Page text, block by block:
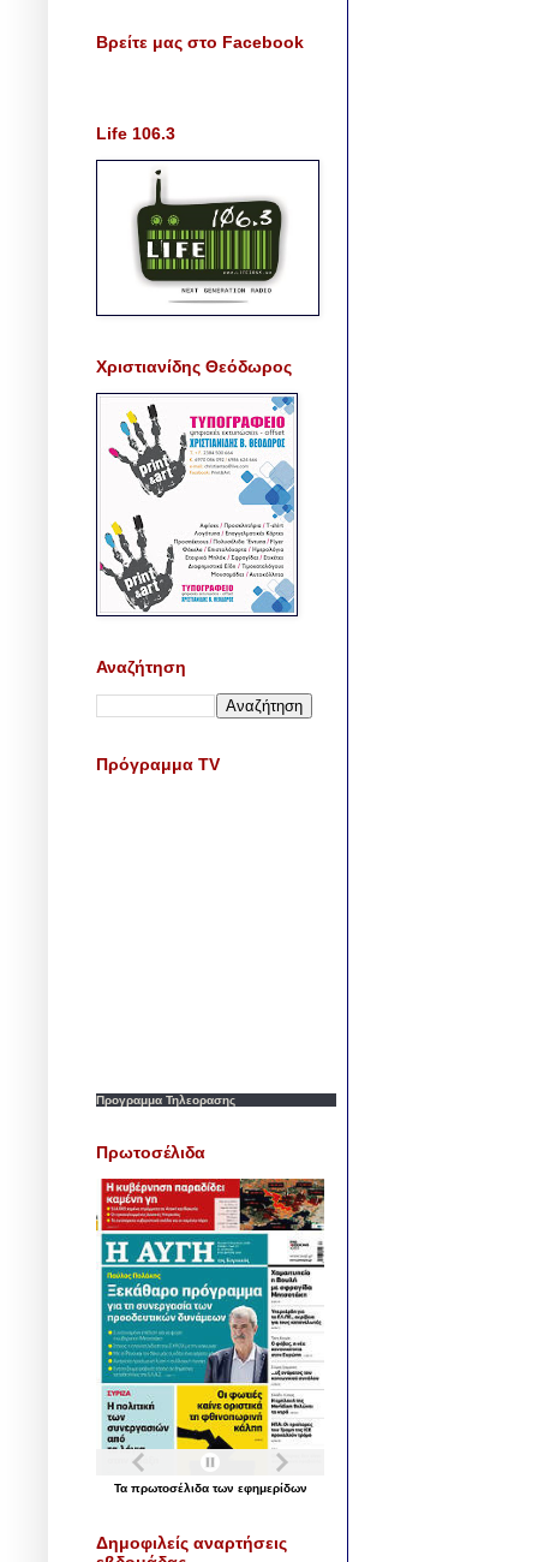
Βρείτε μας στο Facebook
Life 106.3
Χριστιανίδης Θεόδωρος
Αναζήτηση
Πρόγραμμα TV
Προγραμμα Τηλεορασης
Πρωτοσέλιδα
Τα πρωτοσέλιδα των εφημερίδων
Δημοφιλείς αναρτήσεις